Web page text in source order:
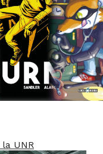
UNR